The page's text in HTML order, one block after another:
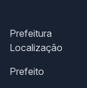
Prefeitura
Localização
Prefeito